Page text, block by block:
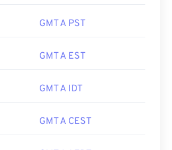
GMT A PST
GMT A EST
GMT A IDT
GMT A CEST